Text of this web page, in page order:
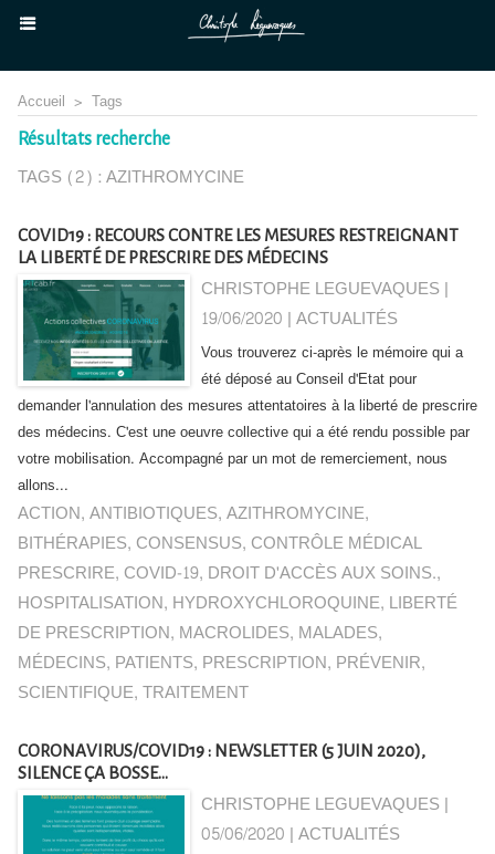
Accueil > Tags
Résultats recherche
TAGS (2) : AZITHROMYCINE
COVID19 : RECOURS CONTRE LES MESURES RESTREIGNANT
LA LIBERTÉ DE PRESCRIRE DES MÉDECINS
CHRISTOPHE LEGUEVAQUES |
19/06/2020 |ACTUALITÉS
Vous trouverez ci-après le mémoire qui a
été déposé au Conseil d'Etat pour
demander l'annulation des mesures attentatoires à la liberté de prescrire
des médecins. C'est une oeuvre collective qui a été rendu possible par
votre mobilisation. Accompagné par un mot de remerciement, nous
allons...
ACTION,ANTIBIOTIQUES,AZITHROMYCINE,
BITHÉRAPIES, CONSENSUS, CONTRÔLE MÉDICAL
PRESCRIRE, COVID-19, DROIT D'ACCÈS AUX SOINS.,
HOSPITALISATION, HYDROXYCHLOROQUINE, LIBERTÉ
DE PRESCRIPTION, MACROLIDES, MALADES,
MÉDECINS, PATIENTS, PRESCRIPTION, PRÉVENIR,
SCIENTIFIQUE,TRAITEMENT
CORONAVIRUS/COVID19 : NEWSLETTER (5 JUIN 2020),
SILENCE ÇA BOSSE...
CHRISTOPHE LEGUEVAQUES |
05/06/2020 |ACTUALITÉS